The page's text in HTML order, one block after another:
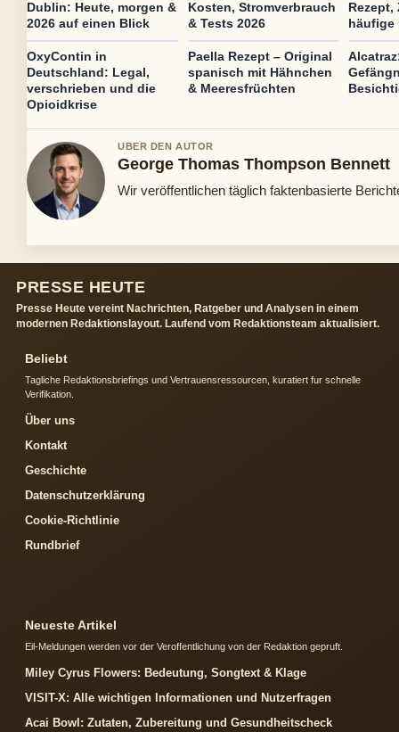
Dublin: Heute, morgen &
2026 auf einen Blick
Kosten, Stromverbrauch
& Tests 2026
Rezept,
häufige
OxyContin in
Deutschland: Legal,
verschrieben und die
Opioidkrise
Paella Rezept – Original
spanisch mit Hähnchen
& Meeresfrüchten
UBER DEN AUTOR
George Thomas Thompson Bennett
Wir veröffentlichen täglich faktenbasierte
PRESSE HEUTE
Presse Heute vereint Nachrichten, Ratgeber und Analysen in einem
modernen Redaktionslayout. Laufend vom Redaktionsteam aktualisiert.
Beliebt
Tagliche Redaktionsbriefings und Vertrauensressourcen, kuratiert fur schnelle
Verifikation.
Über uns
Kontakt
Geschichte
Datenschutzerklärung
Cookie-Richtlinie
Rundbrief
Neueste Artikel
Eil-Meldungen werden vor der Veroffentlichung von der Redaktion gepruft.
Miley Cyrus Flowers: Bedeutung, Songtext & Klage
VISIT-X: Alle wichtigen Informationen und Nutzerfragen
Acai Bowl: Zutaten, Zubereitung und Gesundheitscheck